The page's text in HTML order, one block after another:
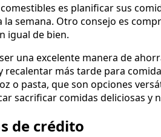
es planificar sus
semana. Otro consejo es
igual de bien.
una excelente manera de
recalentar más tarde para
o pasta, que son opciones
sacrificar comidas deliciosas y
de crédito